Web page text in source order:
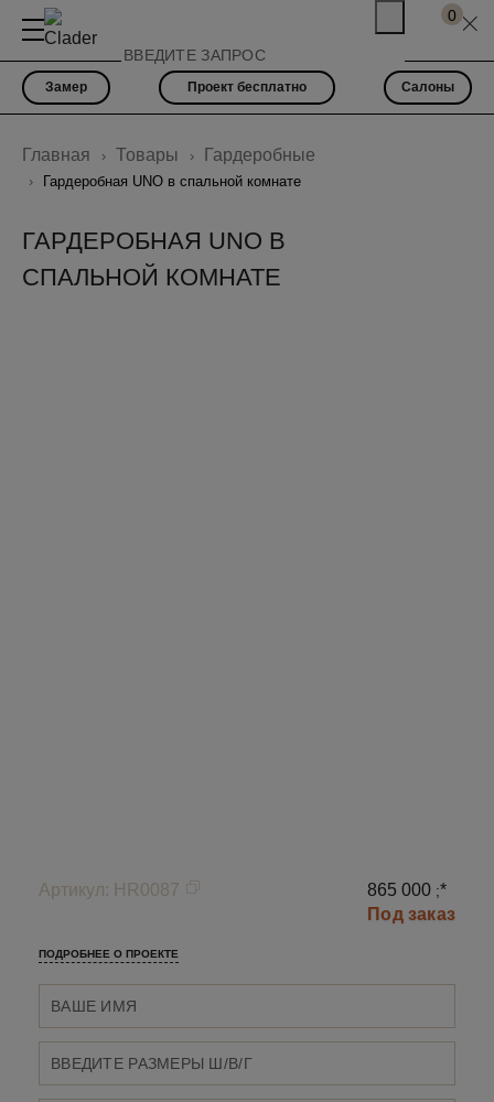
0
Замер Проект бесплатно Салоны
Главная Товары Гардеробные
Гардеробная UNO в спальной комнате
ГАРДЕРОБНАЯ UNO В
СПАЛЬНОЙ КОМНАТЕ
Артикул: HR0087 865 000 ;*
Под заказ
ПОДРОБНЕЕ О ПРОЕКТЕ